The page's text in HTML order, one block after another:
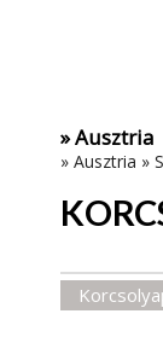
» Ausztria
» Ausztria »